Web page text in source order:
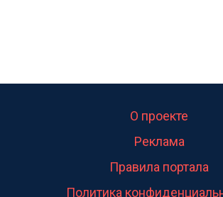
О проекте
Реклама
Правила портала
Политика